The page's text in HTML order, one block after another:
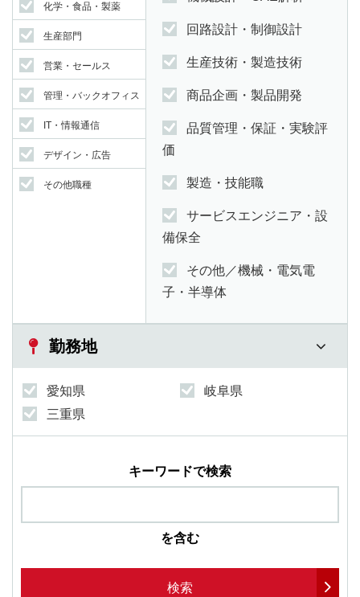
化学・食品・製薬
生産部門
営業・セールス
管理・バックオフィス
IT・情報通信
デザイン・広告
その他職種
回路設計・制御設計
生産技術・製造技術
商品企画・製品開発
品質管理・保証・実験評
価
製造・技能職
サービスエンジニア・設
備保全
その他／機械・電気電
子・半導体
勤務地
愛知県
岐阜県
三重県
キーワードで検索
を含む
検索